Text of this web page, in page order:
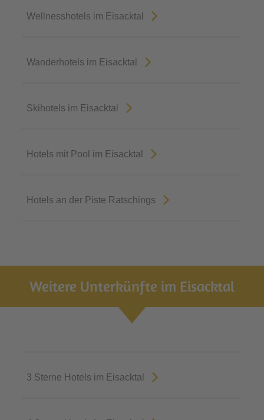
Wellnesshotels im Eisacktal
Wanderhotels im Eisacktal
Skihotels im Eisacktal
Hotels mit Pool im Eisacktal
Hotels an der Piste Ratschings
Weitere Unterkünfte im Eisacktal
3 Sterne Hotels im Eisacktal